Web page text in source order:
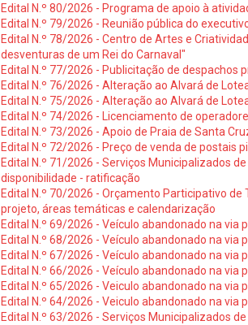
Edital N.º 80/2026 - Programa de apoio à
Edital N.º 79/2026 - Reunião pública do
Edital N.º 78/2026 - Centro de Artes e
desventuras de um Rei do Carnaval"
Edital N.º 77/2026 - Publicitação de despachos
Edital N.º 76/2026 - Alteração ao Alvará de
Edital N.º 75/2026 - Alteração ao Alvará de
Edital N.º 74/2026 - Licenciamento de
Edital N.º 73/2026 - Apoio de Praia de Santa
Edital N.º 72/2026 - Preço de venda de postais
Edital N.º 71/2026 - Serviços Municipalizados
disponibilidade - ratificação
Edital N.º 70/2026 - Orçamento Participativo
projeto, áreas temáticas e calendarização
Edital N.º 69/2026 - Veículo abandonado na via
Edital N.º 68/2026 - Veículo abandonado na via
Edital N.º 67/2026 - Veículo abandonado na via
Edital N.º 66/2026 - Veículo abandonado na via
Edital N.º 65/2026 - Veiculo abandonado na via
Edital N.º 64/2026 - Veiculo abandonado na via
Edital N.º 63/2026 - Serviços Municipalizados